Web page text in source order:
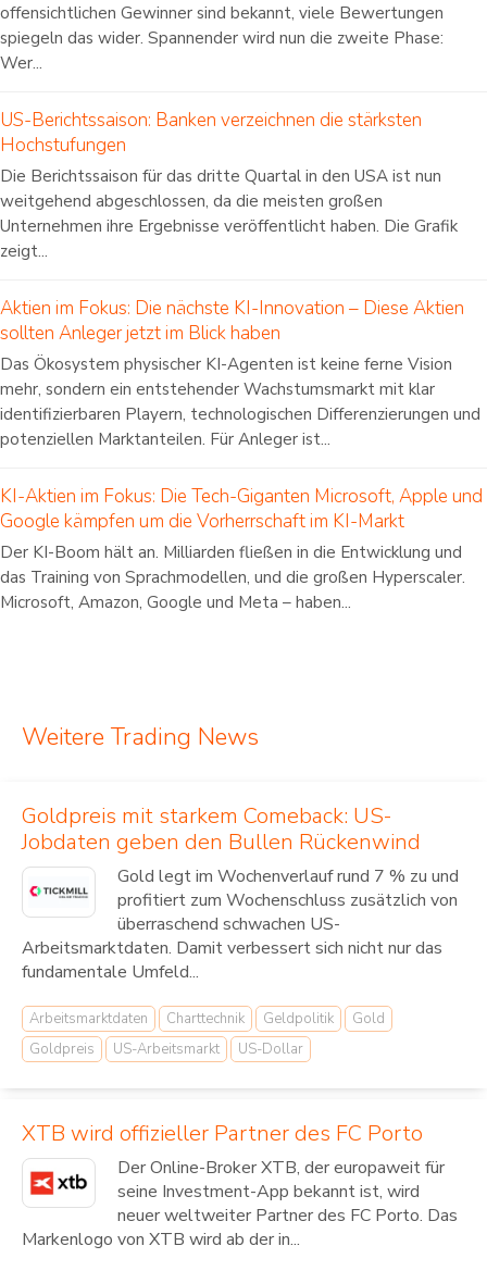
offensichtlichen Gewinner sind bekannt, viele Bewertungen
spiegeln das wider. Spannender wird nun die zweite Phase:
Wer...
US-Berichtssaison: Banken verzeichnen die stärksten
Hochstufungen
Die Berichtssaison für das dritte Quartal in den USA ist nun
weitgehend abgeschlossen, da die meisten großen
Unternehmen ihre Ergebnisse veröffentlicht haben. Die Grafik
zeigt...
Aktien im Fokus: Die nächste KI-Innovation – Diese Aktien
sollten Anleger jetzt im Blick haben
Das Ökosystem physischer KI-Agenten ist keine ferne Vision
mehr, sondern ein entstehender Wachstumsmarkt mit klar
identifizierbaren Playern, technologischen Differenzierungen und
potenziellen Marktanteilen. Für Anleger ist...
KI-Aktien im Fokus: Die Tech-Giganten Microsoft, Apple und
Google kämpfen um die Vorherrschaft im KI-Markt
Der KI-Boom hält an. Milliarden fließen in die Entwicklung und
das Training von Sprachmodellen, und die großen Hyperscaler.
Microsoft, Amazon, Google und Meta – haben...
Weitere Trading News
Goldpreis mit starkem Comeback: US-
Jobdaten geben den Bullen Rückenwind
Gold legt im Wochenverlauf rund 7 % zu und
profitiert zum Wochenschluss zusätzlich von
überraschend schwachen US-
Arbeitsmarktdaten. Damit verbessert sich nicht nur das
fundamentale Umfeld...
Arbeitsmarktdaten Charttechnik Geldpolitik
Gold
Goldpreis
US-Arbeitsmarkt US-Dollar
XTB wird offizieller Partner des FC Porto
Der Online-Broker XTB, der europaweit für
seine Investment-App bekannt ist, wird
neuer weltweiter Partner des FC Porto. Das
Markenlogo von XTB wird ab der in...